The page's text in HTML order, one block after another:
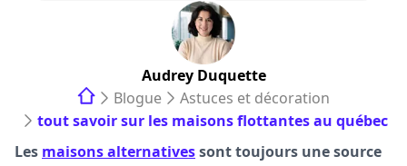
Audrey Duquette
Blogue
Astuces et décoration
tout savoir sur les maisons flottantes au québec
Les maisons alternativessont toujours une source